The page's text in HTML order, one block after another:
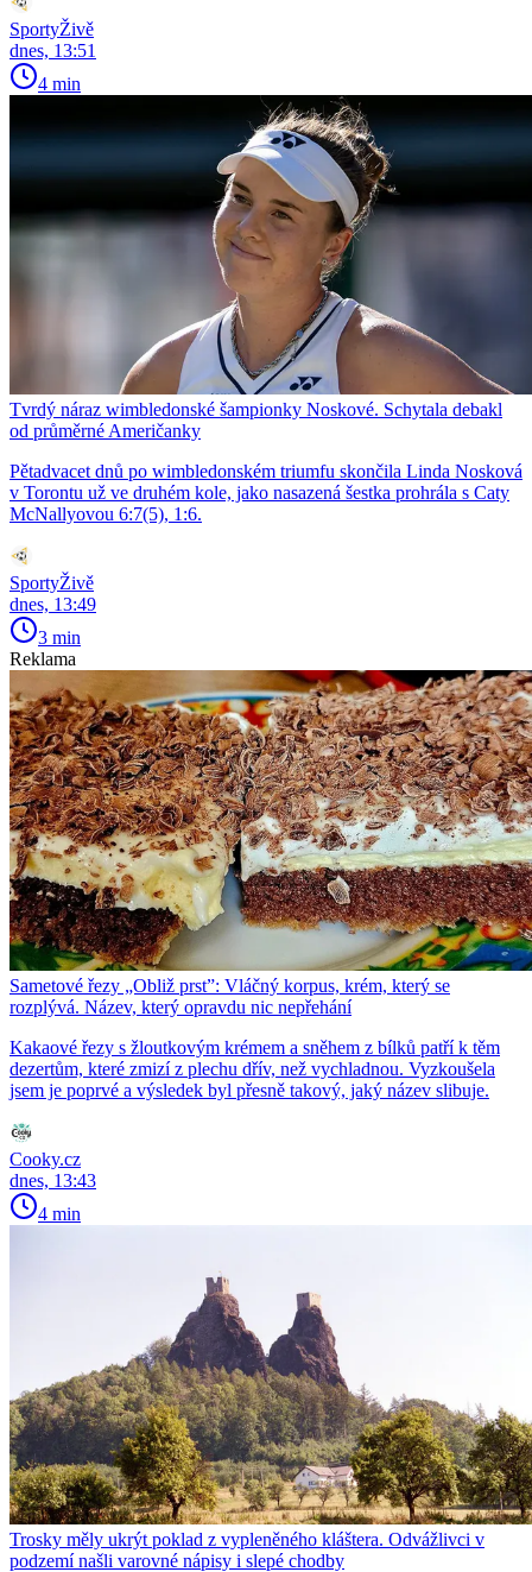
SportyŽivě
dnes, 13:51
4 min
Tvrdý náraz wimbledonské šampionky Noskové. Schytala debakl
od průměrné Američanky
Pětadvacet dnů po wimbledonském triumfu skončila Linda Nosková
v Torontu už ve druhém kole, jako nasazená šestka prohrála s Caty
McNallyovou 6:7(5), 1:6.
SportyŽivě
dnes, 13:49
3 min
Reklama
Sametové řezy „Obliž prst”: Vláčný korpus, krém, který se
rozplývá. Název, který opravdu nic nepřehání
Kakaové řezy s žloutkovým krémem a sněhem z bílků patří k těm
dezertům, které zmizí z plechu dřív, než vychladnou. Vyzkoušela
jsem je poprvé a výsledek byl přesně takový, jaký název slibuje.
Cooky.cz
dnes, 13:43
4 min
Trosky měly ukrýt poklad z vypleněného kláštera. Odvážlivci v
podzemí našli varovné nápisy i slepé chodby